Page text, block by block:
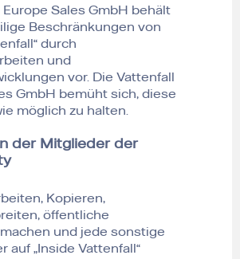
Sales GmbH behält
Beschränkungen von
durch
und
vor. Die Vattenfall
GmbH bemüht sich, diese
möglich zu halten.
der Mitglieder der
Kopieren,
öffentliche
und jede sonstige
auf „Inside Vattenfall“